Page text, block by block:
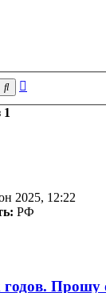
Поиск
1
2025, 12:22
РФ
годов. Прошу